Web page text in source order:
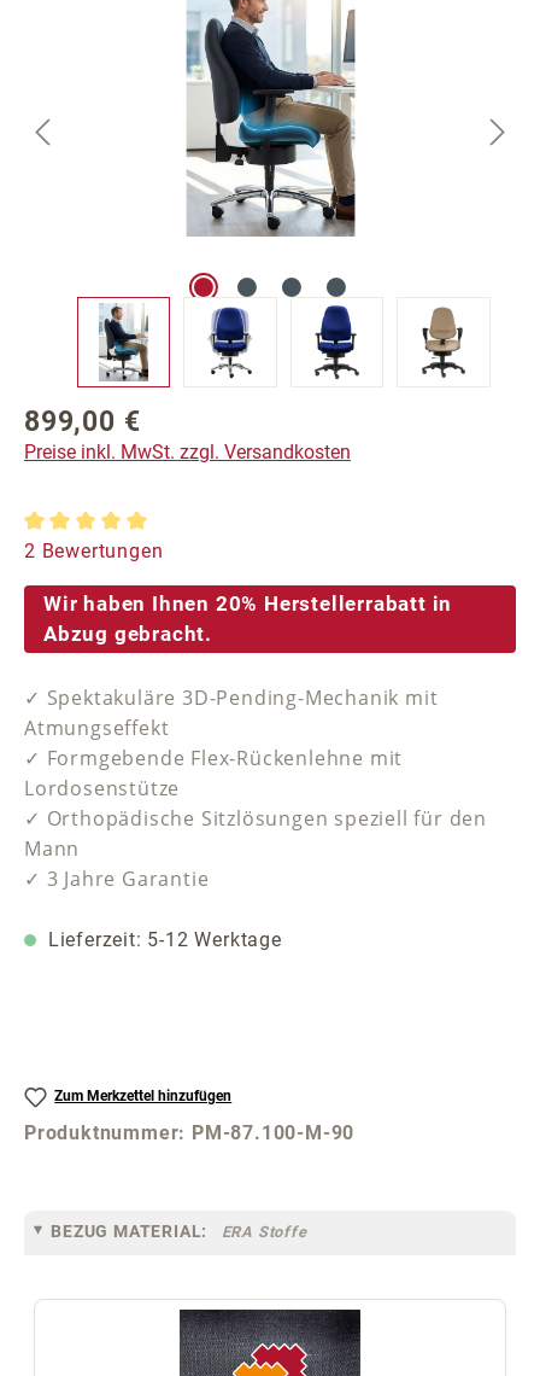
Regulärer Preis:
899,00 €
Preise inkl. MwSt. zzgl. Versandkosten
Durchschnittliche Bewertung von 5 von 5 Sternen
2 Bewertungen
Wir haben Ihnen 20% Herstellerrabatt in
Abzug gebracht.
✓ Spektakuläre 3D-Pending-Mechanik mit
Atmungseffekt
✓ Formgebende Flex-Rückenlehne mit
Lordosenstütze
✓ Orthopädische Sitzlösungen speziell für den
Mann
✓ 3 Jahre Garantie
Lieferzeit: 5-12 Werktage
Zum Merkzettel hinzufügen
Produktnummer: PM-87.100-M-90
BEZUG MATERIAL: ERA Stoffe